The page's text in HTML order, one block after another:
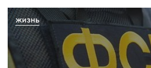
ЖИЗНЬ